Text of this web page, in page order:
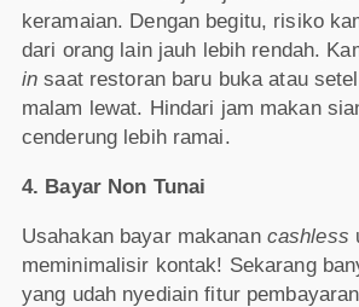
keramaian. Dengan begitu, risiko
dari orang lain jauh lebih rendah.
in saat restoran baru buka atau
malam lewat. Hindari jam makan
cenderung lebih ramai.
4. Bayar Non Tunai
Usahakan bayar makanan cashless
meminimalisir kontak! Sekarang
yang udah nyediain fitur